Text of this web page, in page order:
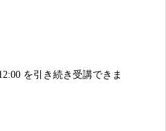
を引き続き受講できま